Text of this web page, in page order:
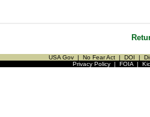
USA Gov | No Fear Act | DOI |
Privacy Policy| FOIA|